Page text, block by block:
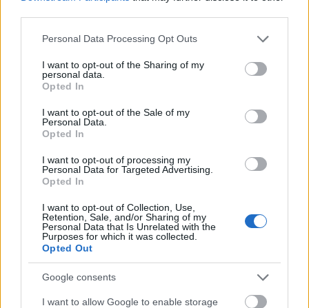
Please note that this website/app uses one or more Google
not limited to your visit or usage behaviour. You may click to
grant or deny consent to Google and its third-party tags to
use your data for below specified purposes in below Google
consent section.
Personal Data Processing Opt Outs
I want to opt-out of the Sharing of my
personal data.
Opted In
I want to opt-out of the Sale of my
Personal Data.
Opted In
I want to opt-out of processing my
Personal Data for Targeted Advertising.
Opted In
I want to opt-out of Collection, Use,
Retention, Sale, and/or Sharing of my
Personal Data that Is Unrelated with the
Purposes for which it was collected.
Opted Out
Google consents
I want to allow Google to enable storage
στήριξη του Γραφείου ΕΟΤ, του Δήμου Νάξου και
Μικρών Κυκλάδων και του οργανισμού Springer Reisen.
Παράλληλα με τα αφιερώματα σε Αυστρία και Αγγλία, η
Νάξος βρίσκεται στην πρώτη θέση μεταξύ των
Business Insiderμε τα 10 καλύτερα μέρη του κόσμου.
διαφοροποιούν τη Νάξο έναντι ανταγωνιστικών
προορισμών. Το 2023 «έκλεισε» με θετικό πρόσημο και
νέα ρεκόρ επισκεψιμότητας, ενώ το αφήγημα για τη νέα
σεζόν εξαπλώνεται σε εύρος αγορών με «αιχμή του